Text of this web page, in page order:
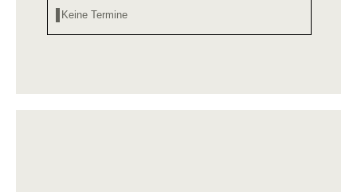
Keine Termine